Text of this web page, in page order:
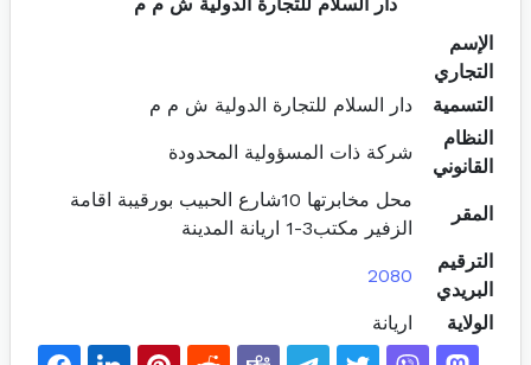
دار السلام للتجارة الدولية ش م م
الإسم
التجاري
التسمية
دار السلام للتجارة الدولية ش م م
النظام
القانوني
شركة ذات المسؤولية المحدودة
المقر
محل مخابرتها 10شارع الحبيب بورقيبة اقامة
الزفير مكتب3-1 اريانة المدينة
الترقيم
البريدي
2080
الولاية اريانة